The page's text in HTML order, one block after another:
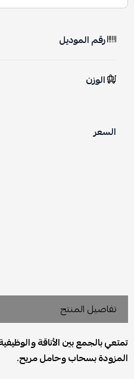
رقم الموديل
الوزن
السعر
تفاصيل المنتج
تمتعي بالجمع بين الأناقة
المزودة بسحاب وحامل مريح.